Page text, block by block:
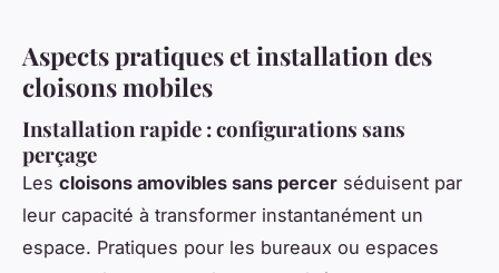
Aspects pratiques et installation des
cloisons mobiles
Installation rapide : configurations sans
perçage
Les cloisons amovibles sans percer séduisent par
leur capacité à transformer instantanément un
espace. Pratiques pour les bureaux ou espaces